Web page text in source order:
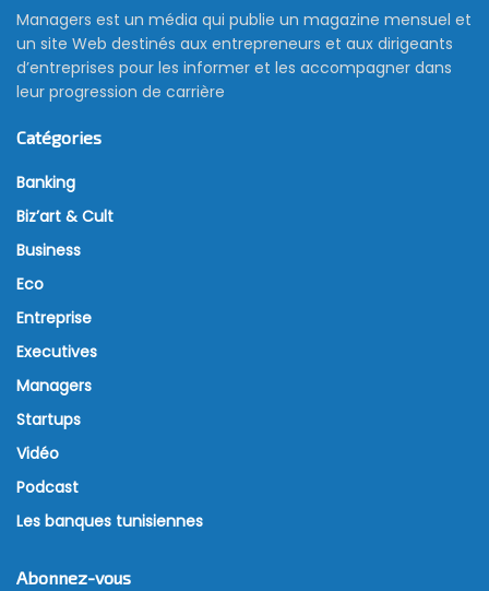
Managers est un média qui publie un magazine mensuel et
un site Web destinés aux entrepreneurs et aux dirigeants
d’entreprises pour les informer et les accompagner dans
leur progression de carrière
Catégories
Banking
Biz’art & Cult
Business
Eco
Entreprise
Executives
Managers
Startups
Vidéo
Podcast
Les banques tunisiennes
Abonnez-vous